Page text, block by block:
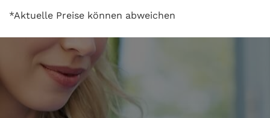
*Aktuelle Preise können abweichen